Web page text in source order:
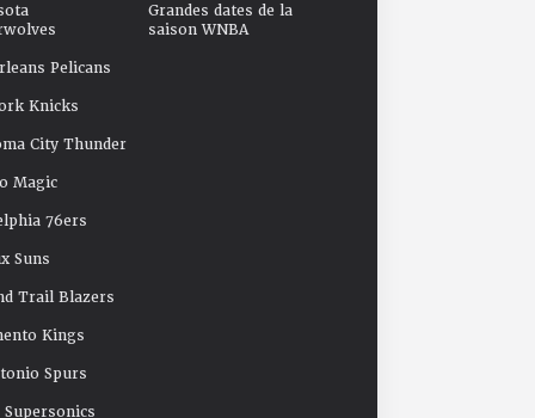
Pelicans
Knicks
City Thunder
Magic
76ers
Suns
Trail Blazers
Kings
Spurs
Supersonics
Grandes dates de la
saison WNBA